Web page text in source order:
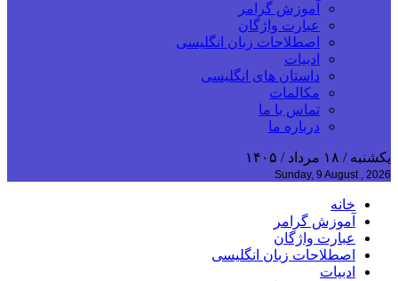
آموزش گرامر
عبارت واژگان
اصطلاحات زبان انگلیسی
ادبیات
داستان های انگلیسی
مکالمات
تماس با ما
درباره ما
یکشنبه / ۱۸ مرداد / ۱۴۰۵
Sunday, 9 August , 2026
خانه
آموزش گرامر
عبارت واژگان
اصطلاحات زبان انگلیسی
ادبیات